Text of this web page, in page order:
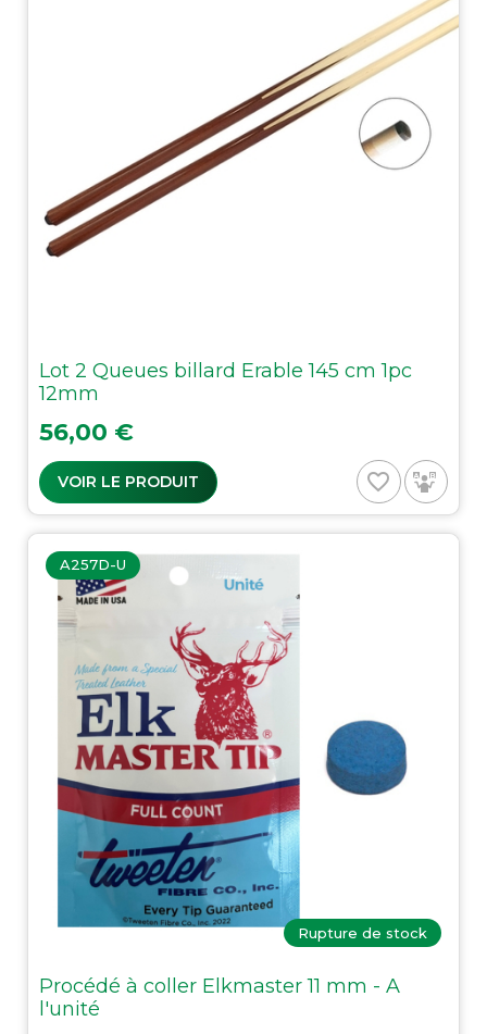
Lot 2 Queues billard Erable 145 cm 1pc
12mm
Prix
56,00 €
VOIR LE PRODUIT favorite_border
A257D-U
Rupture de stock
Procédé à coller Elkmaster 11 mm - A
l'unité